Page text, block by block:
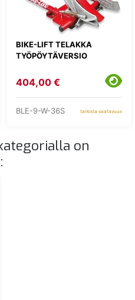
BIKE-LIFT TELAKKA
TYÖPÖYTÄVERSIO
404,00 €
BLE-9-W-36S tarkista saatavuus
on